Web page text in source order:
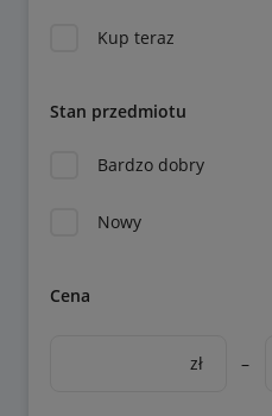
Kup teraz
Stan przedmiotu
Bardzo dobry
Nowy
Cena
zł –